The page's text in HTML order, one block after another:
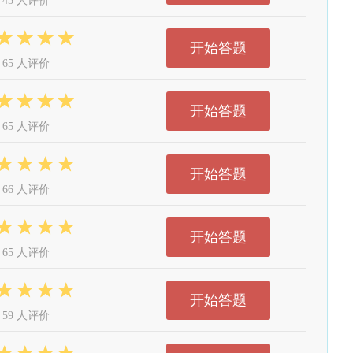
65 人评价
开始答题
65 人评价
开始答题
66 人评价
开始答题
65 人评价
开始答题
59 人评价
开始答题